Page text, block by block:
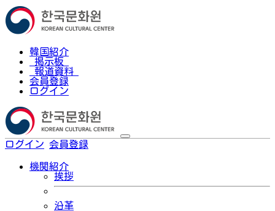
韓国紹介
掲示板
報道資料
会員登録
ログイン
ログイン 会員登録
機関紹介
挨拶
沿革